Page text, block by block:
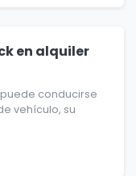
en alquiler
conducirse
vehículo, su